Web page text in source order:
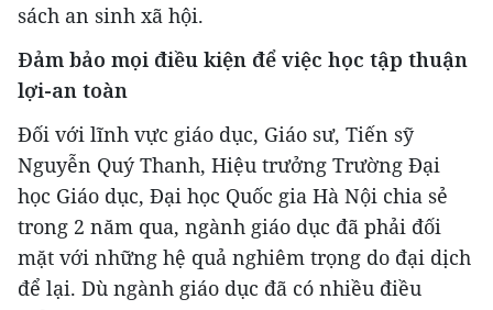
sách an sinh xã hội.
Đảm bảo mọi điều kiện để việc học tập thuận
lợi-an toàn
Đối với lĩnh vực giáo dục, Giáo sư, Tiến sỹ
Nguyễn Quý Thanh, Hiệu trưởng Trường Đại
học Giáo dục, Đại học Quốc gia Hà Nội chia sẻ
trong 2 năm qua, ngành giáo dục đã phải đối
mặt với những hệ quả nghiêm trọng do đại dịch
để lại. Dù ngành giáo dục đã có nhiều điều